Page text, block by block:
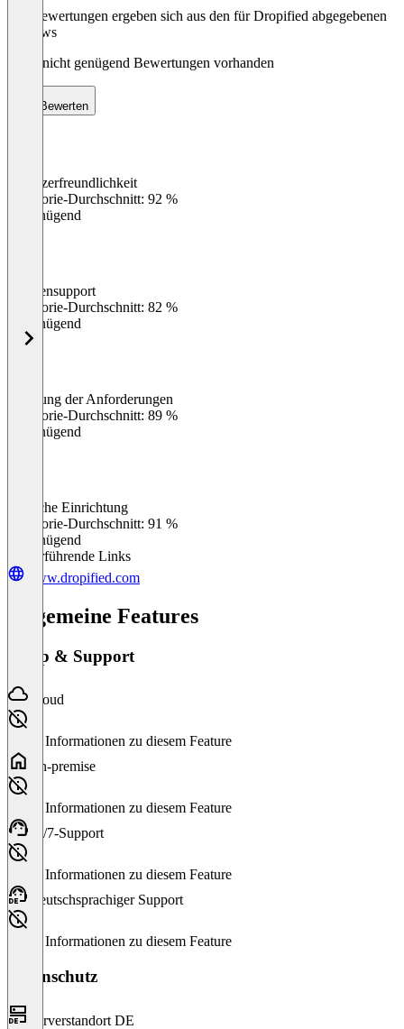
Die Bewertungen ergeben sich aus den für Dropified abgegebenen
Reviews
Noch nicht genügend Bewertungen vorhanden
Bewerten
Benutzerfreundlichkeit
Kategorie-Durchschnitt: 92 %
Ungenügend
Kundensupport
Kategorie-Durchschnitt: 82 %
Ungenügend
Erfüllung der Anforderungen
Kategorie-Durchschnitt: 89 %
Ungenügend
Einfache Einrichtung
Kategorie-Durchschnitt: 91 %
Ungenügend
Weiterführende Links
www.dropified.com
Allgemeine Features
Setup & Support
Cloud
Keine Informationen zu diesem Feature
On-premise
Keine Informationen zu diesem Feature
24/7-Support
Keine Informationen zu diesem Feature
Deutschsprachiger Support
Keine Informationen zu diesem Feature
Datenschutz
Serverstandort DE